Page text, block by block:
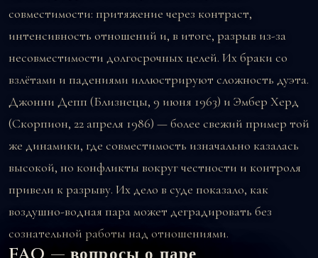
совместимости: притяжение через контраст,
интенсивность отношений и, в итоге, разрыв из-за
несовместимости долгосрочных целей. Их браки со
взлётами и падениями иллюстрируют сложность дуэта.
Джонни Депп (Близнецы, 9 июня 1963) и Эмбер Херд
(Скорпион, 22 апреля 1986) — более свежий пример той
же динамики, где совместимость изначально казалась
высокой, но конфликты вокруг честности и контроля
привели к разрыву. Их дело в суде показало, как
воздушно-водная пара может деградировать без
сознательной работы над отношениями.